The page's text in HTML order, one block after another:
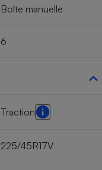
Boîte manuelle
6
Traction
225/45R17V